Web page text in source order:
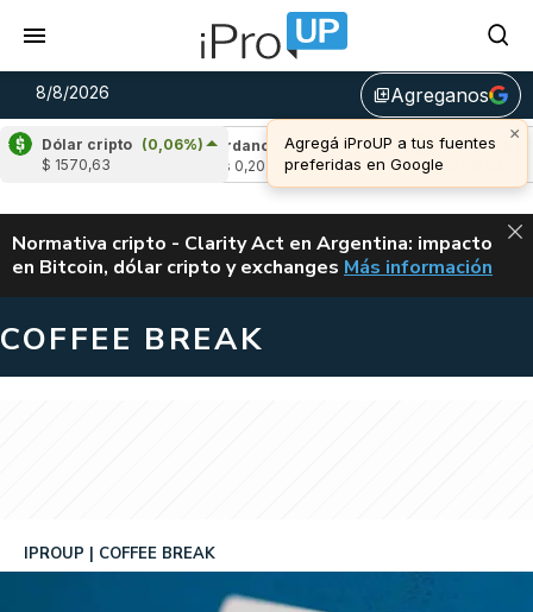
8/8/2026 library_addAgreganos
×
Agregá iProUP a tus fuentes
preferidas en Google
Dólar cripto (0,06%)
$ 1570,63
Cardano (-0,26%)
u$s 0,20
Avalanche
u$s 6,53
ALERTA
Normativa cripto - Clarity Act en Argentina: impacto
en Bitcoin, dólar cripto y exchanges CLARITY ACT EN
Más información
COFFEE BREAK
IPROUP COFFEE BREAK